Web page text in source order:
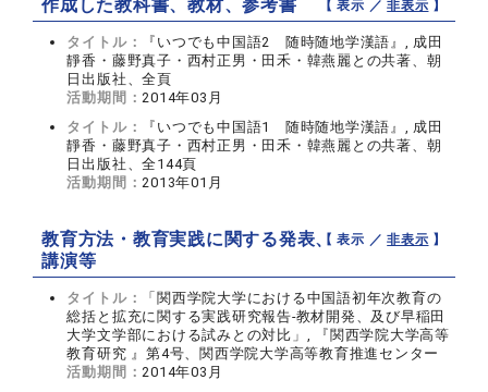
作成した教科書、教材、参考書 【 表示 ／非表示 】
タイトル：
『いつでも中国語2 随時随地学漢語』, 成田
靜香・藤野真子・西村正男・田禾・韓燕麗との共著、朝
日出版社、全頁
活動期間：2014年03月
タイトル：
『いつでも中国語1 随時随地学漢語』, 成田
靜香・藤野真子・西村正男・田禾・韓燕麗との共著、朝
日出版社、全144頁
活動期間：2013年01月
教育方法・教育実践に関する発表、
講演等
【 表示 ／非表示 】
タイトル：
「関西学院大学における中国語初年次教育の
総括と拡充に関する実践研究報告‐教材開発、及び早稲田
大学文学部における試みとの対比」, 『関西学院大学高等
教育研究 』第4号、関西学院大学高等教育推進センター
活動期間：2014年03月